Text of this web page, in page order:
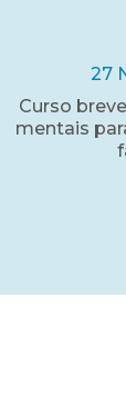
27
Curso
mentais